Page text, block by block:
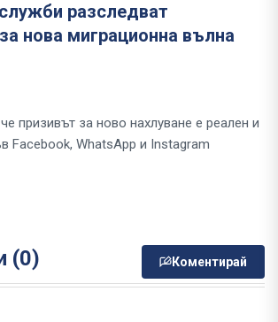
разследват
нова миграционна вълна
призивът за ново нахлуване е реален и
Facebook, WhatsApp и Instagram
(0) Коментирай